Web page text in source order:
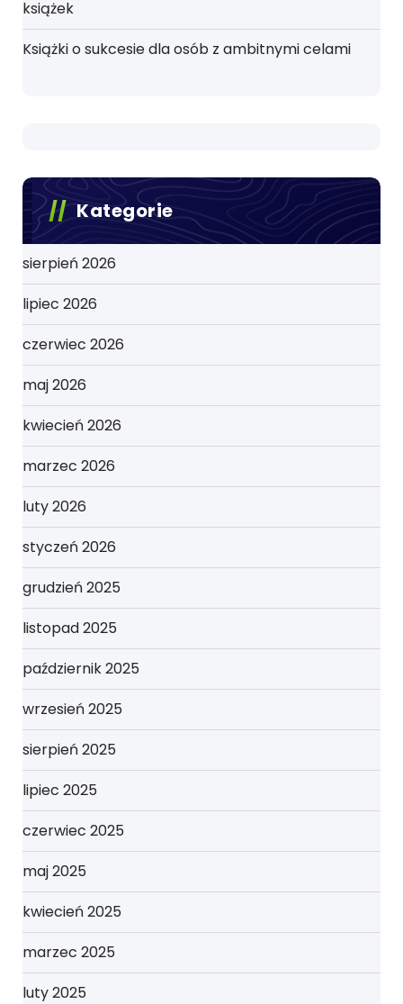
książek
Książki o sukcesie dla osób z ambitnymi celami
Kategorie
sierpień 2026
lipiec 2026
czerwiec 2026
maj 2026
kwiecień 2026
marzec 2026
luty 2026
styczeń 2026
grudzień 2025
listopad 2025
październik 2025
wrzesień 2025
sierpień 2025
lipiec 2025
czerwiec 2025
maj 2025
kwiecień 2025
marzec 2025
luty 2025